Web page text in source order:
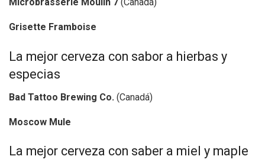
Grisette Framboise
La mejor cerveza con sabor a hierbas y
especias
Bad Tattoo Brewing Co. (Canadá)
Moscow Mule
La mejor cerveza con saber a miel y maple